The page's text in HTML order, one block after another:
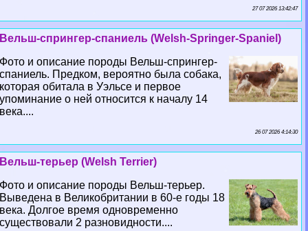
27 07 2026 13:42:47
Вельш-спрингер-спаниель (Welsh-Springer-Spaniel)
Фото и описание породы Вельш-спрингер-
спаниель. Предком, вероятно была собака,
которая обитала в Уэльсе и первое
упоминание о ней относится к началу 14
века....
26 07 2026 4:14:30
Вельш-терьер (Welsh Terrier)
Фото и описание породы Вельш-терьер.
Выведена в Великобритании в 60-е годы 18
века. Долгое время одновременно
существовали 2 разновидности....